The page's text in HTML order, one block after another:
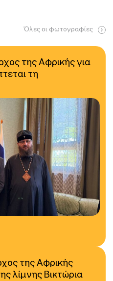
Όλες οι φωτογραφίες
της Αφρικής για
τη
της Αφρικής
λίμνης Βικτώρια